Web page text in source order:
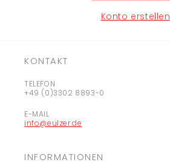
Konto erstellen
KONTAKT
TELEFON
+49 (0)3302 8893-0
E-MAIL
info@eulzer.de
INFORMATIONEN